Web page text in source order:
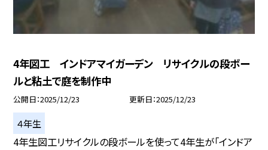
4年図工 インドアマイガーデン リサイクルの段ボー
ルと粘土で庭を制作中
公開日 2025/12/23 更新日 2025/12/23
４年生
4年生図工リサイクルの段ボールを使って4年生が「インドア